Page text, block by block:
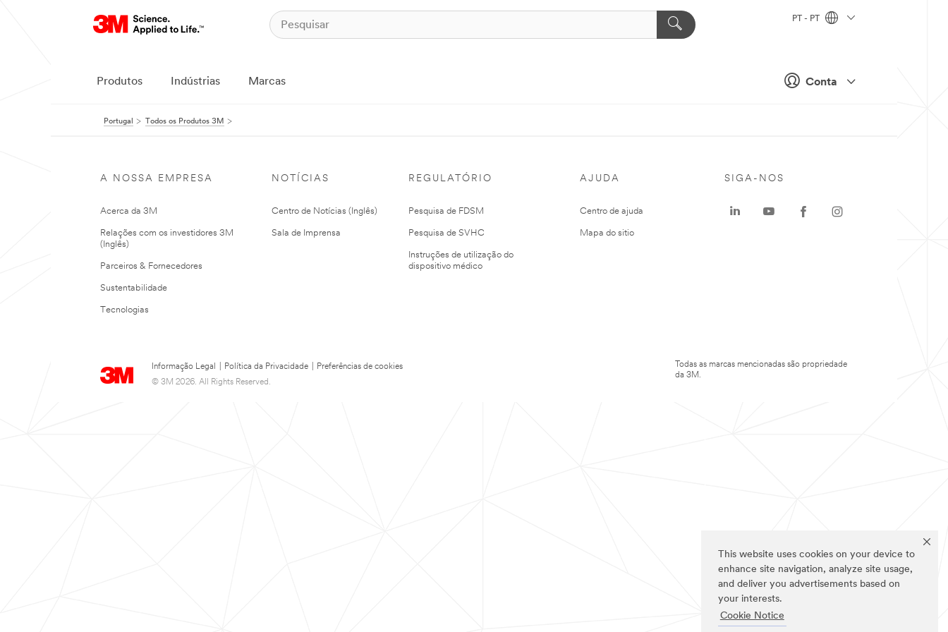
This website uses cookies on your device to
enhance site navigation, analyze site usage,
and deliver you advertisements based on
your interests.
Cookie Notice
Conta
PT - PT
Produtos Indústrias Marcas
Portugal Todos os Produtos 3M
A NOSSA EMPRESA
Acerca da 3M
Relações com os investidores 3M
(Inglês)
Parceiros & Fornecedores
Sustentabilidade
Tecnologias
NOTÍCIAS
Centro de Notícias (Inglês)
Sala de Imprensa
REGULATÓRIO
Pesquisa de FDSM
Pesquisa de SVHC
Instruções de utilização do
dispositivo médico
AJUDA
Centro de ajuda
Mapa do sitio
Informação Legal Política da Privacidade
Preferências de cookies
© 3M 2026. All Rights Reserved.
SIGA-NOS
Todas as marcas mencionadas são propriedade
da 3M.